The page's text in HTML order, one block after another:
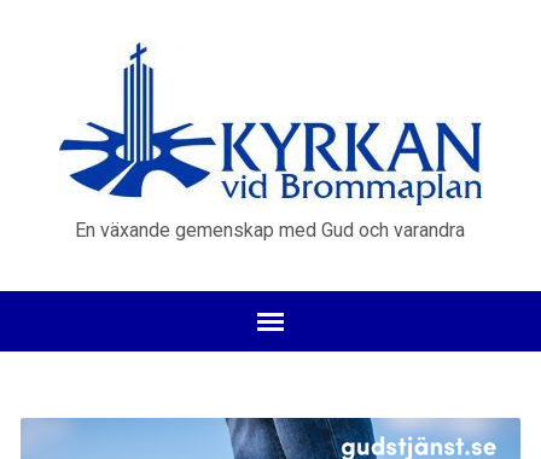
En växande gemenskap med Gud och varandra